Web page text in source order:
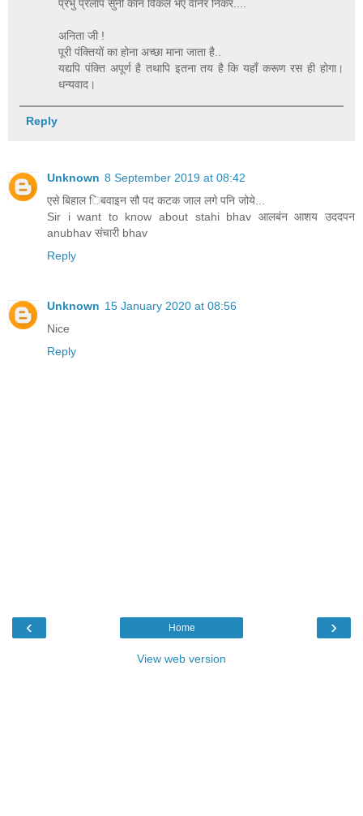
प्रभु प्रलाप सुनी कान विकल भए वानर निकर....
अनिता जी !
पूरी पंक्तियों का होना अच्छा माना जाता है..
यद्यपि पंक्ति अपूर्ण है तथापि इतना तय है कि यहाँ करूण रस ही होगा।
धन्यवाद।
Reply
Unknown 8 September 2019 at 08:42
एसे बिहाल िबवाइन सौ पद कटक जाल लगे पनि जोये...
Sir i want to know about stahi bhav आलबंन आशय उददपन
anubhav संचारी bhav
Reply
Unknown 15 January 2020 at 08:56
Nice
Reply
‹ ›
Home
View web version